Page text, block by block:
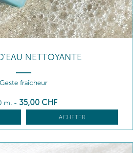
NETTOYANTE
Geste fraîcheur
ml - 35,00 CHF
ACHETER